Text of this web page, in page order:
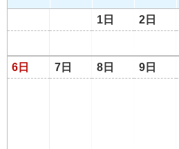
1日 2日
6日 7日 8日 9日